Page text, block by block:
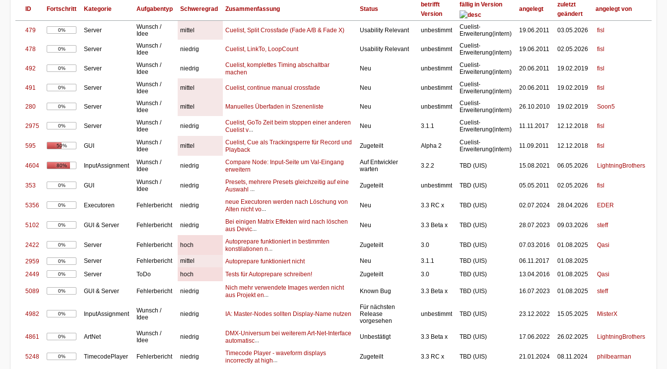
ID Fortschritt Kategorie Aufgabentyp Schweregrad Zusammenfassung Status
betrifft
Version
fällig in Version
angelegt
zuletzt
geändert
angelegt von
479 0% Server
Wunsch /
Idee
mittel Cuelist, Split Crossfade (Fade A/B & Fade X) Usability Relevant unbestimmt
Cuelist-
Erweiterung(intern)
19.06.2011 03.05.2026 fisl
478 0% Server
Wunsch /
Idee
niedrig Cuelist, LinkTo, LoopCount Usability Relevant unbestimmt
Cuelist-
Erweiterung(intern)
19.06.2011 02.05.2026 fisl
492 0% Server
Wunsch /
Idee
niedrig
Cuelist, komplettes Timing abschaltbar
machen
Neu unbestimmt
Cuelist-
Erweiterung(intern)
20.06.2011 19.02.2019 fisl
491 0% Server
Wunsch /
Idee
mittel Cuelist, continue manual crossfade Neu unbestimmt
Cuelist-
Erweiterung(intern)
20.06.2011 19.02.2019 fisl
280 0% Server
Wunsch /
Idee
mittel Manuelles Überfaden in Szenenliste Neu unbestimmt
Cuelist-
Erweiterung(intern)
26.10.2010 19.02.2019 Soon5
2975 0% Server
Wunsch /
Idee
niedrig
Cuelist, GoTo Zeit beim stoppen einer anderen
Cuelist v
Neu 3.1.1
Cuelist-
Erweiterung(intern)
11.11.2017 12.12.2018 fisl
595 50% GUI
Wunsch /
Idee
mittel
Cuelist, Cue als Trackingsperre für Record und
Playback
Zugeteilt Alpha 2
Cuelist-
Erweiterung(intern)
11.09.2011 12.12.2018 fisl
4604 80% InputAssignment
Wunsch /
Idee
niedrig
Compare Node: Input-Seite um Val-Eingang
erweitern
Auf Entwickler
warten
3.2.2 TBD (UIS) 15.08.2021 06.05.2026 LightningBrothers
353 0% GUI
Wunsch /
Idee
niedrig
Presets, mehrere Presets gleichzeitig auf eine
Auswahl
Zugeteilt unbestimmt TBD (UIS) 05.05.2011 02.05.2026 fisl
5356 0% Executoren Fehlerbericht niedrig
neue Executoren werden nach Löschung von
Alten nicht vo
Neu 3.3 RC x TBD (UIS) 02.07.2024 28.04.2026 EDER
5102 0% GUI & Server Fehlerbericht niedrig
Bei einigen Matrix Effekten wird nach löschen
aus Devic
Neu 3.3 Beta x TBD (UIS) 28.07.2023 09.03.2026 steff
2422 0% Server Fehlerbericht hoch
Autoprepare funktioniert in bestimmten
konstilationen n
Zugeteilt 3.0 TBD (UIS) 07.03.2016 01.08.2025 Qasi
2959 0% Server Fehlerbericht mittel Autoprepare funktioniert nicht Neu 3.1.1 TBD (UIS) 06.11.2017
01.08.2025
2449
0% Server ToDo hoch Tests für Autoprepare schreiben! Zugeteilt 3.0 TBD (UIS) 13.04.2016 01.08.2025 Qasi
5089 0% GUI & Server Fehlerbericht niedrig
Nich mehr verwendete Images werden nicht
aus Projekt en
Known Bug 3.3 Beta x TBD (UIS) 16.07.2023 01.08.2025 steff
4982 0% InputAssignment
Wunsch /
Idee
niedrig IA: Master-Nodes sollten Display-Name nutzen
Für nächsten
Release
vorgesehen
unbestimmt TBD (UIS) 23.12.2022 15.05.2025 MisterX
4861 0% ArtNet
Wunsch /
Idee
niedrig
DMX-Universum bei weiterem Art-Net-Interface
automatisc
Unbestätigt 3.3 Beta x TBD (UIS) 17.06.2022 26.02.2025 LightningBrothers
5248 0% TimecodePlayer Fehlerbericht niedrig
Timecode Player - waveform displays
incorrectly at high
Zugeteilt 3.3 RC x TBD (UIS) 21.01.2024 08.11.2024 philbearman